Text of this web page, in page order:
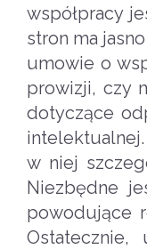
współpracy
stron ma
umowie o
prowizji, czy
dotyczące
w niej
Niezbędne
powodujące